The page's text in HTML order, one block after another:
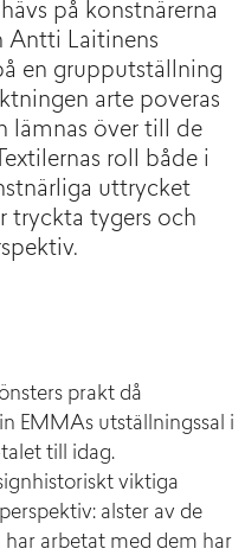
på konstnärerna
Antti Laitinens
en grupputställning
arte poveras
lämnas över till de
roll både i
uttrycket
tryckta tygers och
prakt då
EMMAs utställningssal i
till idag.
viktiga
alster av de
arbetat med dem har